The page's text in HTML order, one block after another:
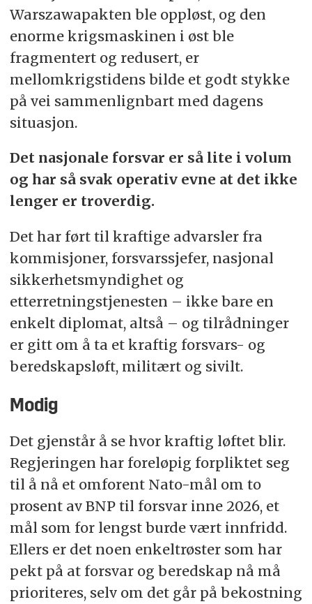
Warszawapakten ble oppløst, og den
enorme krigsmaskinen i øst ble
fragmentert og redusert, er
mellomkrigstidens bilde et godt stykke
på vei sammenlignbart med dagens
situasjon.
Det nasjonale forsvar er så lite i volum
og har så svak operativ evne at det ikke
lenger er troverdig.
Det har ført til kraftige advarsler fra
kommisjoner, forsvarssjefer, nasjonal
sikkerhetsmyndighet og
etterretningstjenesten – ikke bare en
enkelt diplomat, altså – og tilrådninger
er gitt om å ta et kraftig forsvars- og
beredskapsløft, militært og sivilt.
Modig
Det gjenstår å se hvor kraftig løftet blir.
Regjeringen har foreløpig forpliktet seg
til å nå et omforent Nato-mål om to
prosent av BNP til forsvar inne 2026, et
mål som for lengst burde vært innfridd.
Ellers er det noen enkeltrøster som har
pekt på at forsvar og beredskap nå må
prioriteres, selv om det går på bekostning